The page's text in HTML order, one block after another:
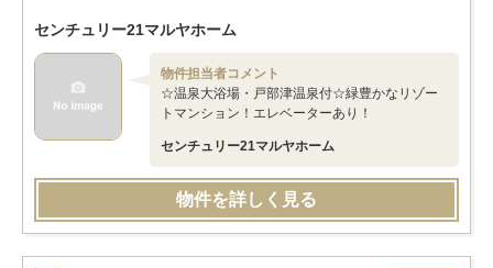
センチュリー21マルヤホーム
物件担当者コメント
☆温泉大浴場・戸部津温泉付☆緑豊かなリゾー
トマンション！エレベーターあり！
センチュリー21マルヤホーム
物件を詳しく見る